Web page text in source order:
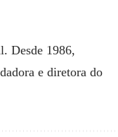
Desde 1986,
e diretora do